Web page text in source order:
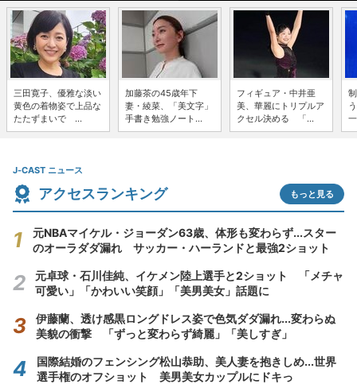
三田寛子、優雅な淡い
黄色の着物姿で上品な
たたずまいで ...
加藤茶の45歳年下
妻・綾菜、「美文字」
手書き勉強ノート...
フィギュア・中井亜
美、華麗にトリプルア
クセル決める 「...
J-CAST ニュース
アクセスランキング もっと見る
元NBAマイケル・ジョーダン63歳、体形も変わらず...スター
のオーラダダ漏れ サッカー・ハーランドと最強2ショット
元卓球・石川佳純、イケメン陸上選手と2ショット 「メチャ
可愛い」「かわいい笑顔」「美男美女」話題に
伊藤蘭、透け感黒ロングドレス姿で色気ダダ漏れ...変わらぬ
美貌の衝撃 「ずっと変わらず綺麗」「美しすぎ」
国際結婚のフェンシング松山恭助、美人妻を抱きしめ...世界
選手権のオフショット 美男美女カップルにドキっ